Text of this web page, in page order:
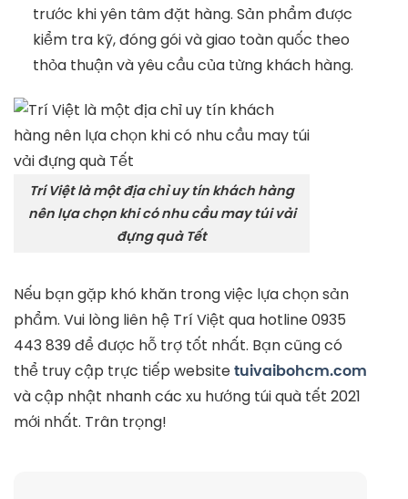
trước khi yên tâm đặt hàng. Sản phẩm được
kiểm tra kỹ, đóng gói và giao toàn quốc theo
thỏa thuận và yêu cầu của từng khách hàng.
Trí Việt là một địa chỉ uy tín khách hàng
nên lựa chọn khi có nhu cầu may túi vải
đựng quà Tết
Nếu bạn gặp khó khăn trong việc lựa chọn sản
phẩm. Vui lòng liên hệ Trí Việt qua hotline 0935
443 839 để được hỗ trợ tốt nhất. Bạn cũng có
thể truy cập trực tiếp websitetuivaibohcm.com
và cập nhật nhanh các xu hướng túi quà tết 2021
mới nhất. Trân trọng!